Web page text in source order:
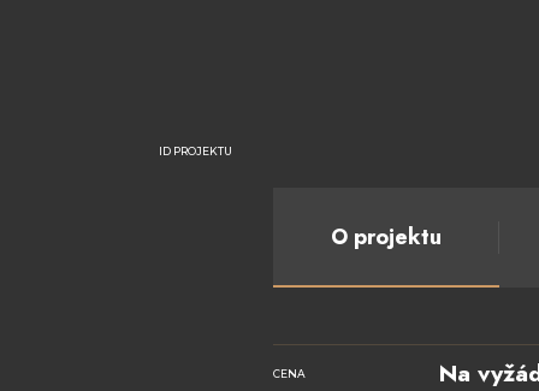
ID PROJEKTU
O projektu
CENA Na